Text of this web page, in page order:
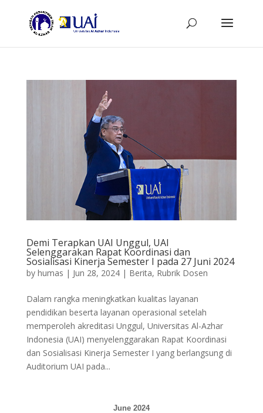
Demi Terapkan UAI Unggul, UAI
Selenggarakan Rapat Koordinasi dan
Sosialisasi Kinerja Semester I pada 27 Juni 2024
by humas | Jun 28, 2024| Berita, Rubrik Dosen
Dalam rangka meningkatkan kualitas layanan
pendidikan beserta layanan operasional setelah
memperoleh akreditasi Unggul, Universitas Al-Azhar
Indonesia (UAI) menyelenggarakan Rapat Koordinasi
dan Sosialisasi Kinerja Semester I yang berlangsung di
Auditorium UAI pada...
June 2024